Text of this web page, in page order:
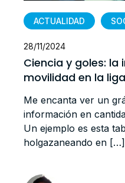
de la
bien diseñado;
de un vistazo.
la que llegué